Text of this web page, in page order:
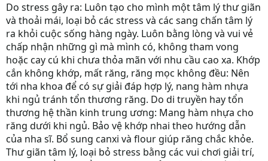
Do stress gây ra: Luôn tạo cho mình một tâm lý thư giãn
và thoải mái, loại bỏ các stress và các sang chấn tâm lý
ra khỏi cuộc sống hàng ngày. Luôn bằng lòng và vui vẻ
chấp nhận những gì mà mình có, không tham vong
hoặc cay cú khi chưa thỏa mãn với nhu cầu cao xa. Khớp
cắn không khớp, mất răng, răng mọc không đều: Nên
tới nha khoa để có sự giải đáp hợp lý, nang hàm nhựa
khi ngủ tránh tổn thương răng. Do di truyền hay tổn
thương hệ thần kinh trung ương: Mang hàm nhựa cho
răng dưới khi ngủ. Bảo vệ khớp nhai theo hướng dẫn
của nha sĩ. Bổ sung canxi và flour giúp răng chắc khỏe.
Thư giãn tâm lý, loại bỏ stress bằng các vui chơi giải trí,